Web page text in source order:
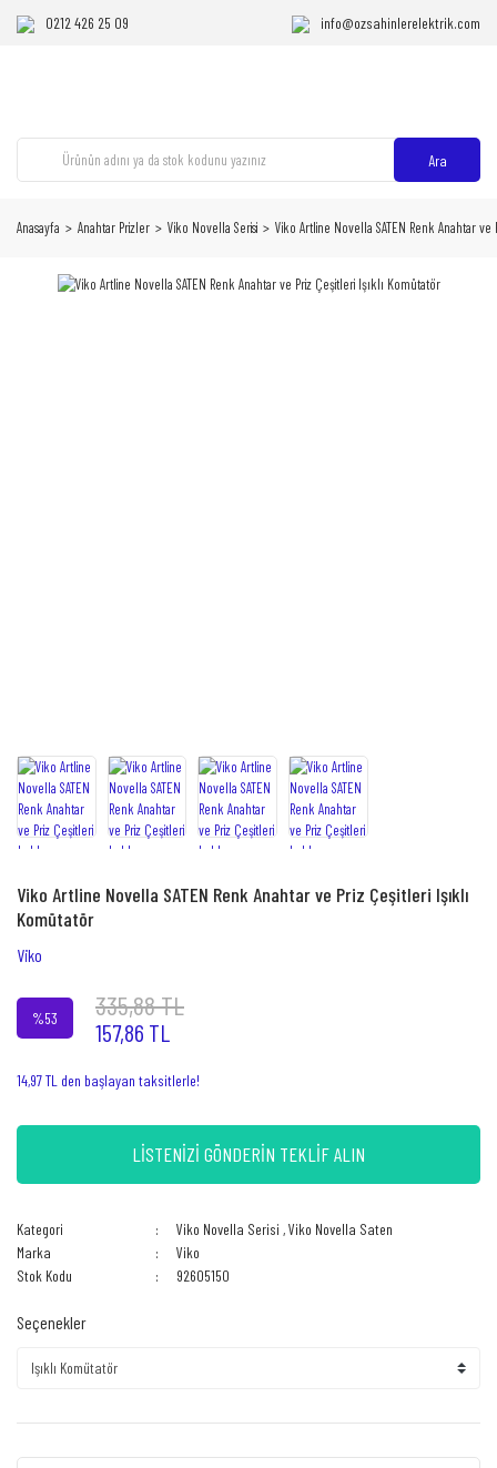
0212 426 25 09 info@ozsahinlerelektrik.com
Ara
Anasayfa Anahtar Prizler Viko Novella Serisi Viko Artline Novella SATEN Renk Anahtar
Viko Artline Novella SATEN Renk Anahtar ve Priz Çeşitleri Işıklı
Komütatör
Viko
%53 335,88 TL
157,86 TL
14,97 TL den başlayan taksitlerle!
LİSTENİZİ GÖNDERİN TEKLİF ALIN
Kategori Viko Novella Serisi ,Viko Novella Saten
Marka
Viko
Stok Kodu
92605150
Seçenekler